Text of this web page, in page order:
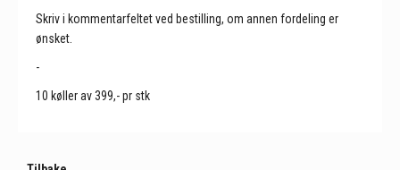
Skriv i kommentarfeltet ved bestilling, om annen fordeling er
ønsket.
-
10 køller av 399,- pr stk